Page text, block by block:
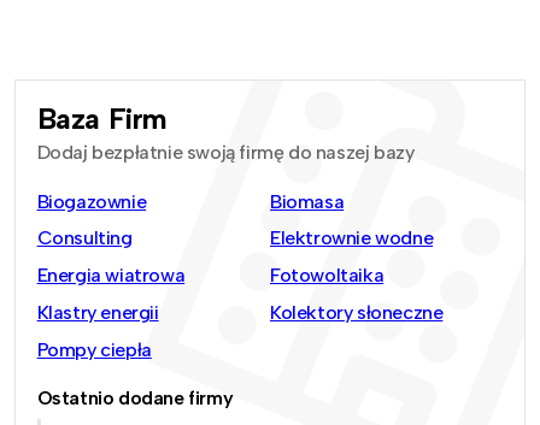
Baza Firm
Dodaj bezpłatnie swoją firmę do naszej bazy
Biogazownie
Biomasa
Consulting
Elektrownie wodne
Energia wiatrowa
Fotowoltaika
Klastry energii
Kolektory słoneczne
Pompy ciepła
Ostatnio dodane firmy